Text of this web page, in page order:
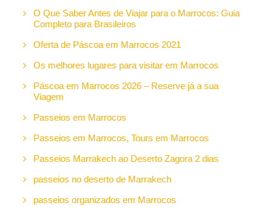
O Que Saber Antes de Viajar para o Marrocos: Guia
Completo para Brasileiros
Oferta de Páscoa em Marrocos 2021
Os melhores lugares para visitar em Marrocos
Páscoa em Marrocos 2026 – Reserve já a sua
Viagem
Passeios em Marrocos
Passeios em Marrocos, Tours em Marrocos
Passeios Marrakech ao Deserto Zagora 2 dias
passeios no deserto de Marrakech
passeios organizados em Marrocos